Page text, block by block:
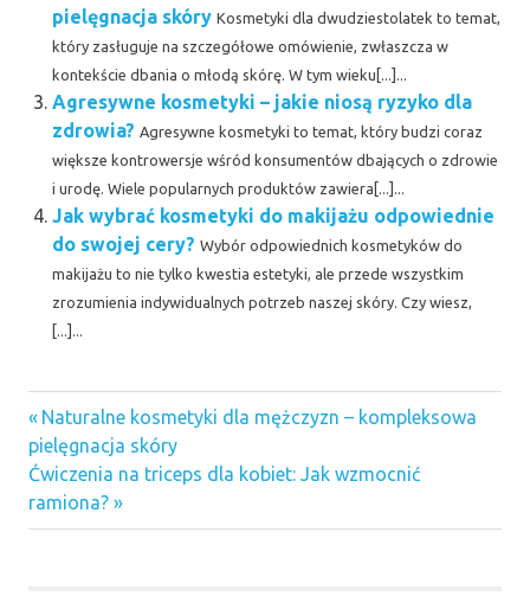
pielęgnacja skóry Kosmetyki dla dwudziestolatek to temat,
który zasługuje na szczegółowe omówienie, zwłaszcza w
kontekście dbania o młodą skórę. W tym wieku[...]...
Agresywne kosmetyki – jakie niosą ryzyko dla
zdrowia? Agresywne kosmetyki to temat, który budzi coraz
większe kontrowersje wśród konsumentów dbających o zdrowie
i urodę. Wiele popularnych produktów zawiera[...]...
Jak wybrać kosmetyki do makijażu odpowiednie
do swojej cery? Wybór odpowiednich kosmetyków do
makijażu to nie tylko kwestia estetyki, ale przede wszystkim
zrozumienia indywidualnych potrzeb naszej skóry. Czy wiesz,
[...]...
Nawigacja
wpisu
Previous
Post:
Naturalne kosmetyki dla mężczyzn – kompleksowa
pielęgnacja skóry
Next
Post:
Ćwiczenia na triceps dla kobiet: Jak wzmocnić
ramiona?